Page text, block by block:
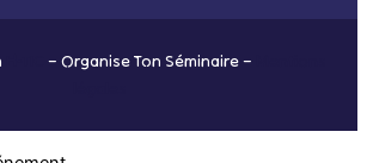
– Organise Ton Séminaire –